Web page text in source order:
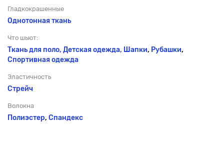
Гладкокрашенные
Однотонная ткань
Что шьют:
Ткань для поло, Детская одежда, Шапки, Рубашки,
Спортивная одежда
Эластичность
Стрейч
Волокна
Полиэстер, Спандекс